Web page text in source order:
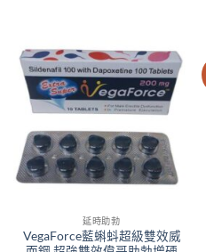
延時助勃
VegaForce藍蝌蚪超級雙效威